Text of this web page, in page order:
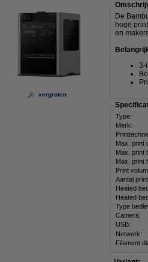
vergroten
De
hoge
en
3-
Type:
Merk:
Max. print
Max. print
Max. print
Print
Aantal
Heated
Heated
Type
Camera:
USB:
Netwerk:
Filament